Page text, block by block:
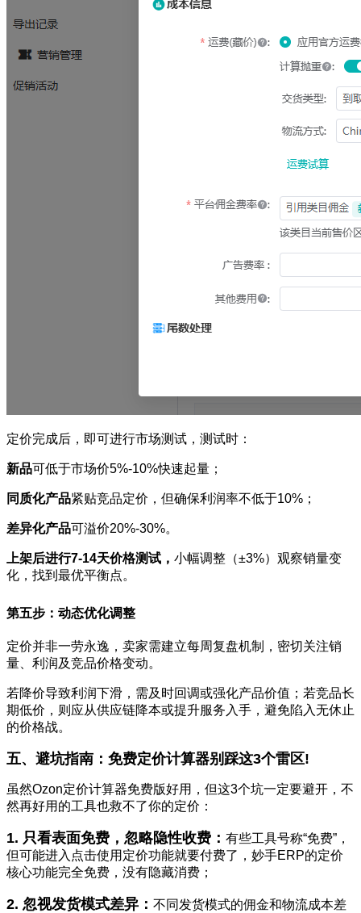
定价完成后，即可进行市场测试，测试时：
新品可低于市场价5%-10%快速起量；
同质化产品紧贴竞品定价，但确保利润率不低于10%；
差异化产品可溢价20%-30%。
上架后进行7-14天价格测试， 小幅调整（±3%）观察销量变
化，找到最优平衡点。
第五步：动态优化调整
定价并非一劳永逸，卖家需建立每周复盘机制，密切关注销
量、利润及竞品价格变动。
若降价导致利润下滑，需及时回调或强化产品价值；若竞品长
期低价，则应从供应链降本或提升服务入手，避免陷入无休止
的价格战。
五、避坑指南：免费定价计算器别踩这3个雷区!
虽然Ozon定价计算器免费版好用，但这3个坑一定要避开，不
然再好用的工具也救不了你的定价：
1. 只看表面免费，忽略隐性收费： 有些工具号称“免费”，
但可能进入点击使用定价功能就要付费了，妙手ERP的定价
核心功能完全免费，没有隐藏消费；
2. 忽视发货模式差异： 不同发货模式的佣金和物流成本差